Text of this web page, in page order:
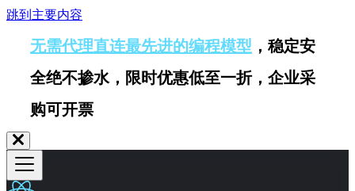
跳到主要内容
无需代理直连最先进的编程模型 ，稳定安
全绝不掺水，限时优惠低至一折，企业采
购可开票